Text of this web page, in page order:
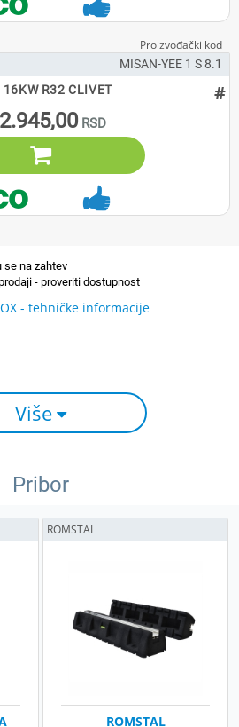
MISAN-YEE 1 S 8.1
R32 CLIVET
#

- tehničke informacije
Više
Pribor
ROMSTAL
ROMSTAL